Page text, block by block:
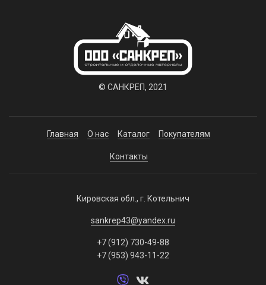
© САНКРЕП, 2021
Главная О нас Каталог Покупателям
Контакты
Кировская обл., г. Котельнич
sankrep43@yandex.ru
+7 (912) 730-49-88
+7 (953) 943-11-22